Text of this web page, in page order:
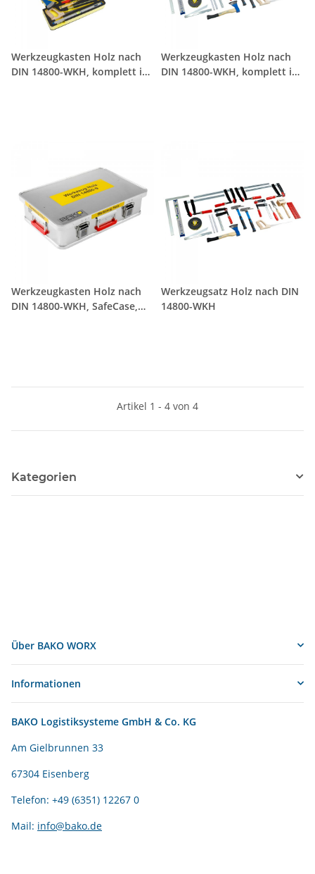
Werkzeugkasten Holz nach
DIN 14800-WKH, komplett im
Werkzeugkasten Holz nach
DIN 14800-WKH, komplett im
Werkzeugkasten Holz nach
DIN 14800-WKH, SafeCase,
Werkzeugsatz Holz nach DIN
14800-WKH
Artikel 1 - 4 von 4
Kategorien
Über BAKO WORX
Informationen
BAKO Logistiksysteme GmbH & Co. KG
Am Gielbrunnen 33
67304 Eisenberg
Telefon: +49 (6351) 12267 0
Mail: info@bako.de